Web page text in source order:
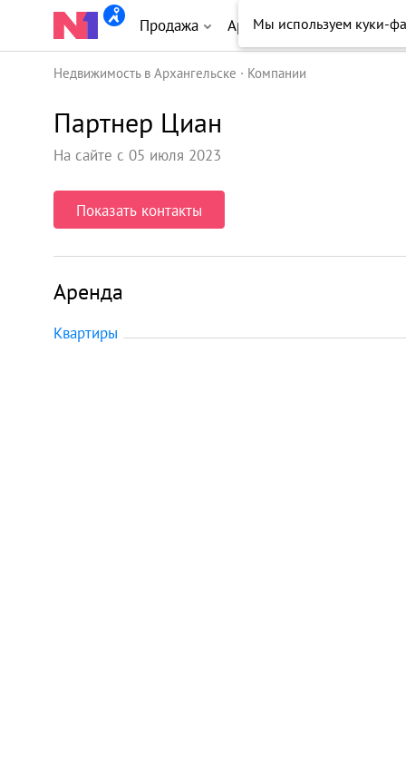
Продажа Аренда Новостройки
Недвижимость в Архангельске Компании
Партнер Циан
На сайте с 05 июля 2023
Показать контакты
Аренда
Квартиры
Мы используем куки-